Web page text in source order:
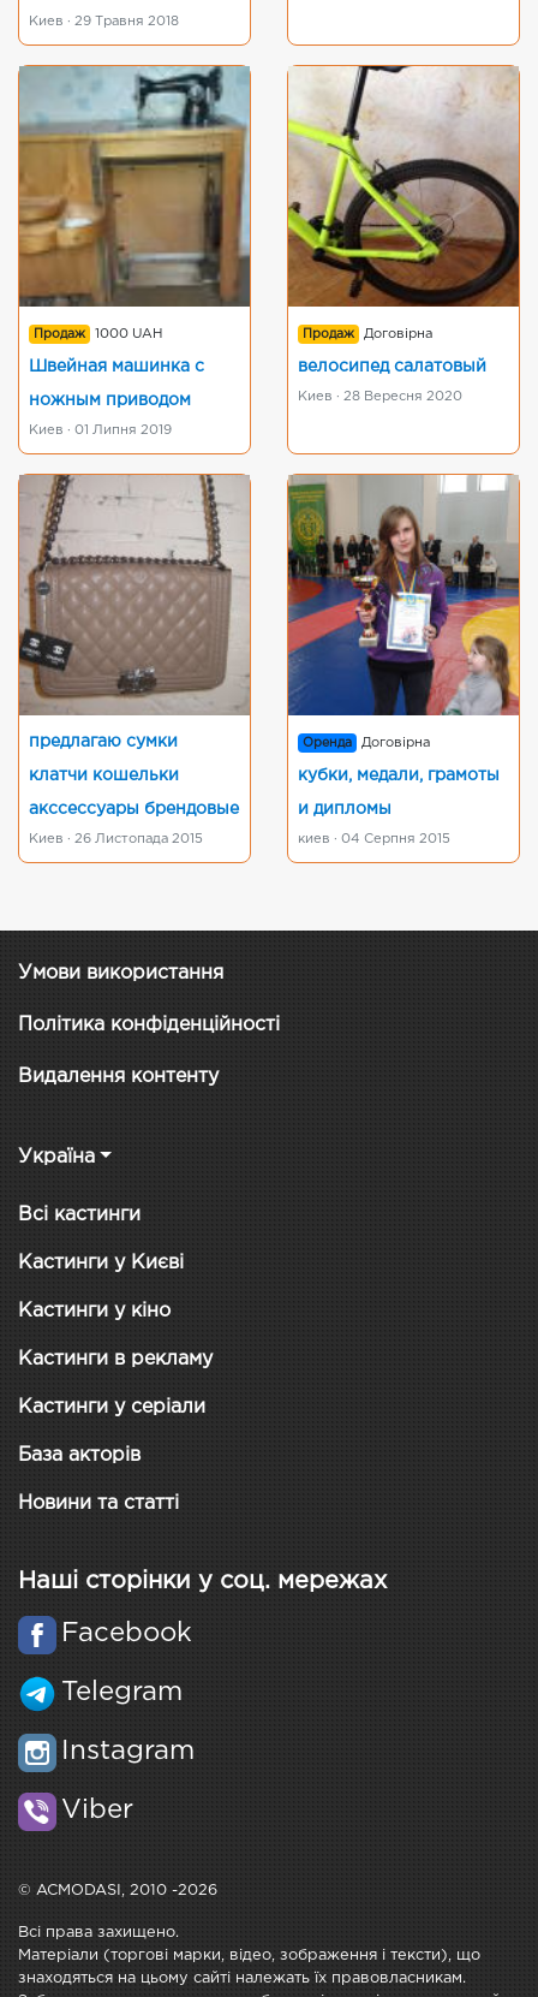
Киев · 29 Травня 2018
Продаж 1000 UAH
Швейная машинка с
ножным приводом
Киев · 01 Липня 2019
Продаж Договірна
велосипед салатовый
Киев · 28 Вересня 2020
предлагаю сумки
клатчи кошельки
акссессуары брендовые
Киев · 26 Листопада 2015
Оренда Договірна
кубки, медали, грамоты
и дипломы
киев · 04 Серпня 2015
Умови використання
Політика конфіденційності
Видалення контенту
Україна
Всі кастинги
Кастинги у Києві
Кастинги у кіно
Кастинги в рекламу
Кастинги у серіали
База акторів
Новини та статті
Наші сторінки у соц. мережах
Facebook
Telegram
Instagram
Viber
© ACMODASI, 2010 -2026
Всі права захищено.
Матеріали (торгові марки, відео, зображення і тексти), що
знаходяться на цьому сайті належать їх правовласникам.